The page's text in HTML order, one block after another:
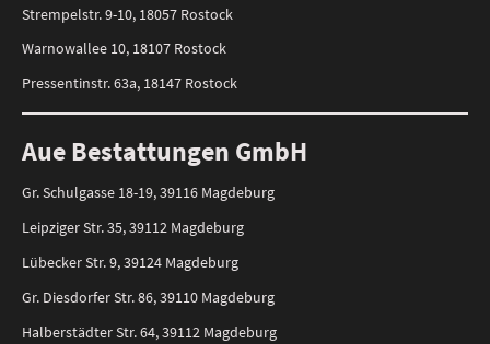
Strempelstr. 9-10, 18057 Rostock
Warnowallee 10, 18107 Rostock
Pressentinstr. 63a, 18147 Rostock
Aue Bestattungen GmbH
Gr. Schulgasse 18-19, 39116 Magdeburg
Leipziger Str. 35, 39112 Magdeburg
Lübecker Str. 9, 39124 Magdeburg
Gr. Diesdorfer Str. 86, 39110 Magdeburg
Halberstädter Str. 64, 39112 Magdeburg